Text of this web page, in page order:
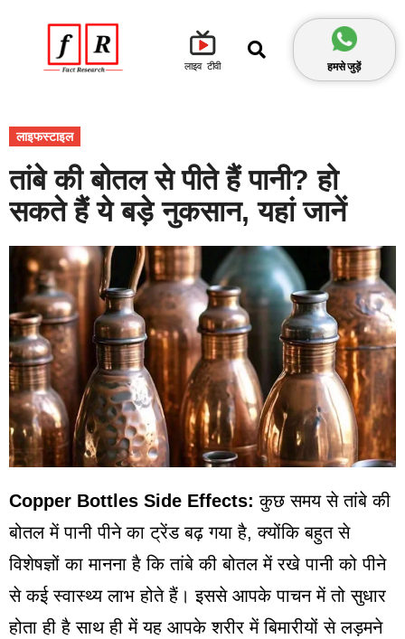
लाइव टीवी हमसे जुड़ें
लाइफस्टाइल
तांबे की बोतल से पीते हैं पानी? हो
सकते हैं ये बड़े नुकसान, यहां जानें
Copper Bottles Side Effects: कुछ समय से तांबे की
बोतल में पानी पीने का ट्रेंड बढ़ गया है, क्योंकि बहुत से
विशेषज्ञों का मानना है कि तांबे की बोतल में रखे पानी को पीने
से कई स्वास्थ्य लाभ होते हैं। इससे आपके पाचन में तो सुधार
होता ही है साथ ही में यह आपके शरीर में बिमारीयों से लड़मने